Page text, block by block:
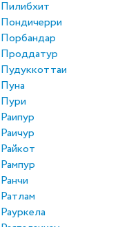
Пилибхит
Пондичерри
Порбандар
Проддатур
Пудуккоттаи
Пуна
Пури
Раипур
Раичур
Райкот
Рампур
Ранчи
Ратлам
Рауркела